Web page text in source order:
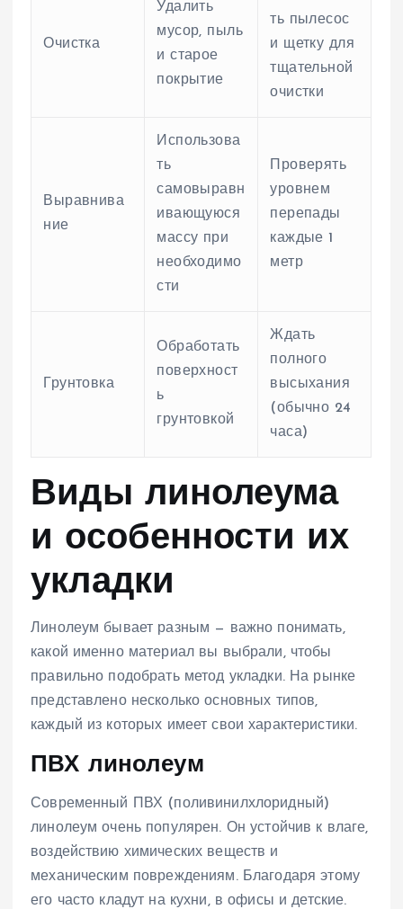
Очистка
Удалить
мусор, пыль
и старое
покрытие
ть пылесос
и щетку для
тщательной
очистки
Выравнива
ние
Использова
ть
самовыравн
ивающуюся
массу при
необходимо
сти
Проверять
уровнем
перепады
каждые 1
метр
Грунтовка
Обработать
поверхност
ь
грунтовкой
Ждать
полного
высыхания
(обычно 24
часа)
Виды линолеума
и особенности их
укладки
Линолеум бывает разным — важно понимать,
какой именно материал вы выбрали, чтобы
правильно подобрать метод укладки. На рынке
представлено несколько основных типов,
каждый из которых имеет свои характеристики.
ПВХ линолеум
Современный ПВХ (поливинилхлоридный)
линолеум очень популярен. Он устойчив к влаге,
воздействию химических веществ и
механическим повреждениям. Благодаря этому
его часто кладут на кухни, в офисы и детские.